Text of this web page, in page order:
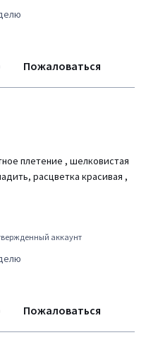
Пожаловаться
плетение , шелковистая
расцветка красивая ,
аккаунт
Пожаловаться